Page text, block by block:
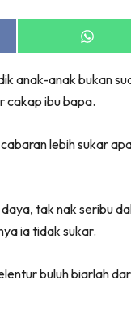
Share
on
anak-anak bukan
cakap ibu bapa.
lebih sukar
tak nak seribu
ia tidak sukar.
buluh biarlah